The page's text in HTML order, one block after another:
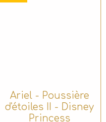
Ariel - Poussière
d'étoiles II - Disney
Princess